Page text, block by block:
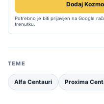
Dodaj
Potrebno je biti prijavljen na Google
trenutku.
TEME
Alfa Centauri Proxima